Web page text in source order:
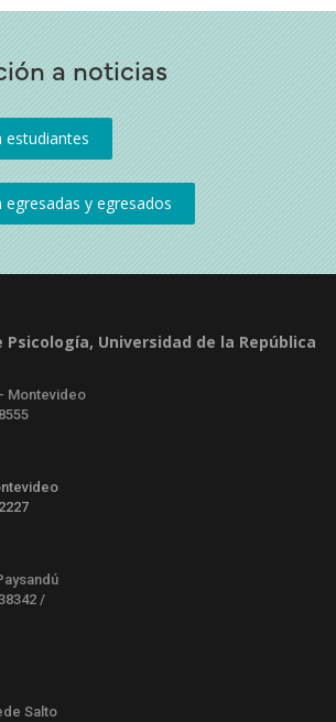
a noticias
Psicología, Universidad de la República
Montevideo
/
Salto